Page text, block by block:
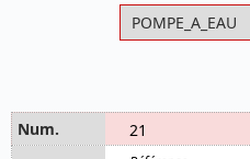
21